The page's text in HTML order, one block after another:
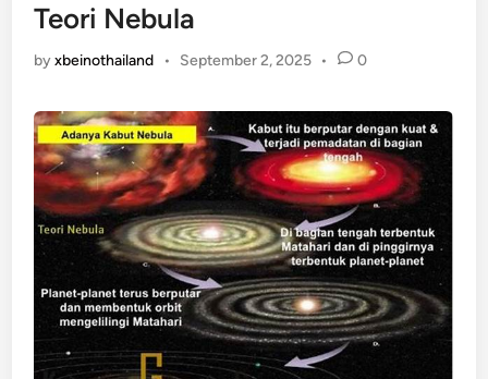
Teori Nebula
byxbeinothailand • September 2, 2025 • 0